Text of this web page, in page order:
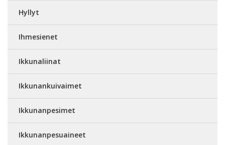
Hyllyt
Ihmesienet
Ikkunaliinat
Ikkunankuivaimet
Ikkunanpesimet
Ikkunanpesuaineet